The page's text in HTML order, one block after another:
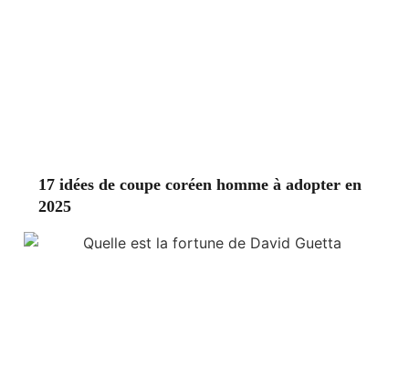
17 idées de coupe coréen homme à adopter en
2025